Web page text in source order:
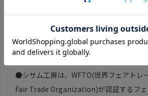
フェアトレードパートナー
●シサム工房は、WFTO(世界フェアトレ
Fair Trade Organization)が認証するフ